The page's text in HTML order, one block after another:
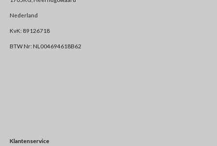
Nederland
KvK: 89126718
BTW Nr: NL004694618B62
Klantenservice